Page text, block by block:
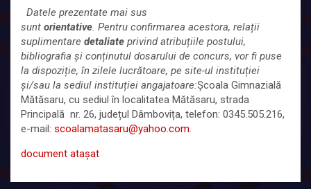
Datele prezentate mai sus
sunt orientative. Pentru confirmarea acestora, relații
suplimentare detaliate privind atribuțiile postului,
bibliografia și conținutul dosarului de concurs, vor fi puse
la dispoziție, în zilele lucrătoare, pe site-ul instituției
și/sau la sediul instituției angajatoare:Școala Gimnazială
Mătăsaru, cu sediul în localitatea Mătăsaru, strada
Principală nr. 26, județul Dâmbovița, telefon: 0345.505.216,
e-mail: scoalamatasaru@yahoo.com.
document atașat